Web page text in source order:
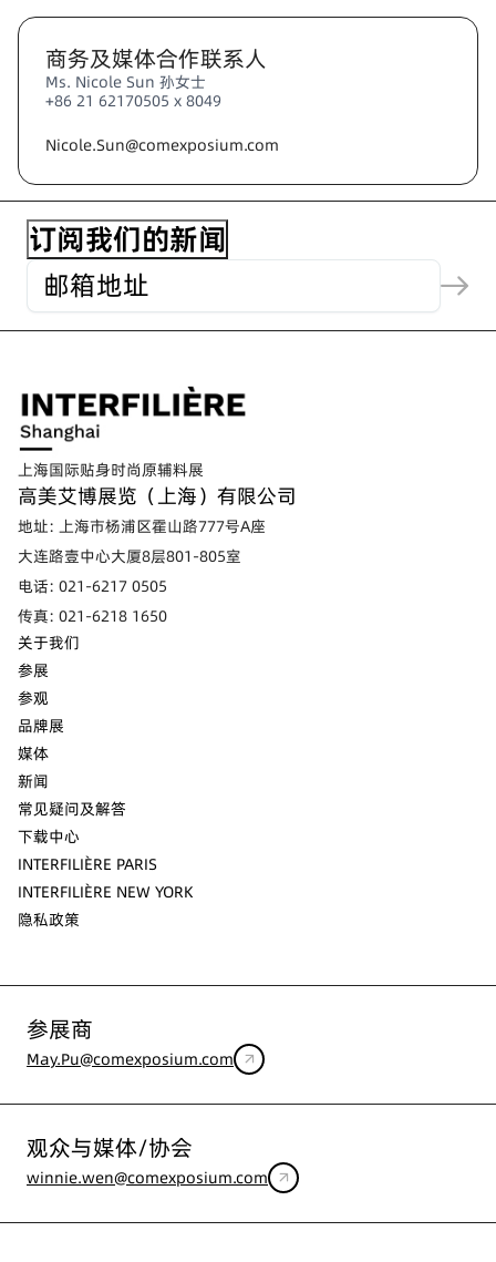
商务及媒体合作联系人
Ms. Nicole Sun 孙女士
+86 21 62170505 x 8049
Nicole.Sun@comexposium.com
参展商
May.Pu@comexposium.com
观众与媒体/协会
winnie.wen@comexposium.com
上海国际贴身时尚原辅料展
高美艾博展览（上海）有限公司
地址: 上海市杨浦区霍山路777号A座
大连路壹中心大厦8层801-805室
电话: 021-6217 0505
传真: 021-6218 1650
关于我们
参展
参观
品牌展
媒体
新闻
常见疑问及解答
下载中心
INTERFILIÈRE PARIS
INTERFILIÈRE NEW YORK
隐私政策